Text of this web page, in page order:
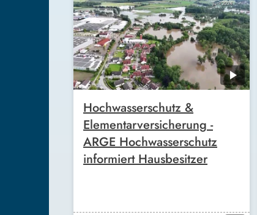
Hochwasserschutz &
Elementarversicherung -
ARGE Hochwasserschutz
informiert Hausbesitzer